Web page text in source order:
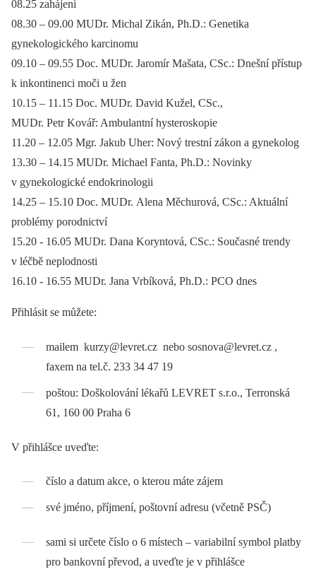
08.25 zahájení
08.30 –⁠ 09.00 MUDr. Michal Zikán, Ph.D.: Genetika
gynekologického karcinomu
09.10 –⁠ 09.55 Doc. MUDr. Jaromír Mašata, CSc.: Dnešní přístup
k inkontinenci moči u žen
10.15 –⁠ 11.15 Doc. MUDr. David Kužel, CSc.,
MUDr. Petr Kovář: Ambulantní hysteroskopie
11.20 –⁠ 12.05 Mgr. Jakub Uher: Nový trestní zákon a gynekolog
13.30 –⁠ 14.15 MUDr. Michael Fanta, Ph.D.: Novinky
v gynekologické endokrinologii
14.25 –⁠ 15.10 Doc. MUDr. Alena Měchurová, CSc.: Aktuální
problémy porodnictví
15.20 -⁠ 16.05 MUDr. Dana Koryntová, CSc.: Současné trendy
v léčbě neplodnosti
16.10 -⁠ 16.55 MUDr. Jana Vrbíková, Ph.D.: PCO dnes
Přihlásit se můžete:
mailem kurzy@levret.cz nebo sosnova@levret.cz ,
faxem na tel.č. 233 34 47 19
poštou: Doškolování lékařů LEVRET s.r.o., Terronská
61, 160 00 Praha 6
V přihlášce uveďte:
číslo a datum akce, o kterou máte zájem
své jméno, příjmení, poštovní adresu (včetně PSČ)
sami si určete číslo o 6 místech –⁠ variabilní symbol platby
pro bankovní převod, a uveďte je v přihlášce